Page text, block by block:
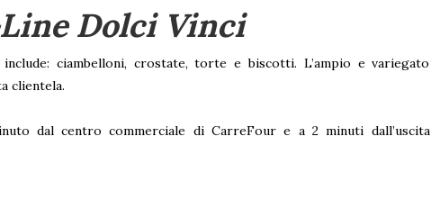
Dolci Vinci
ciambelloni, crostate, torte e biscotti. L’ampio e variegato
clientela.
dal centro commerciale di CarreFour e a 2 minuti dall’uscita